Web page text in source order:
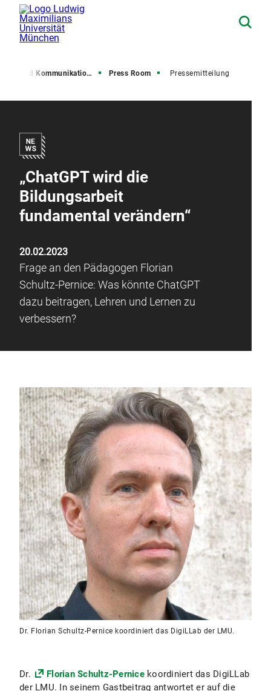
und Kommunikation (PuK) Press Room Pressemitteilung
„ChatGPT wird die
Bildungsarbeit
fundamental verändern“
20.02.2023
Frage an den Pädagogen Florian
Schultz-Pernice: Was könnte ChatGPT
dazu beitragen, Lehren und Lernen zu
verbessern?
Dr. Florian Schultz-Pernice koordiniert das DigiLLab der LMU.
Dr. Florian Schultz-Pernicekoordiniert das DigiLLab
der LMU. In seinem Gastbeitrag antwortet er auf die